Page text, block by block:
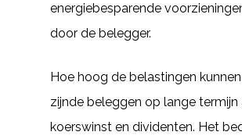
energiebesparende
door de belegger.
Hoe hoog de belastingen
zijnde beleggen op lange termijn
koerswinst en dividenten. Het